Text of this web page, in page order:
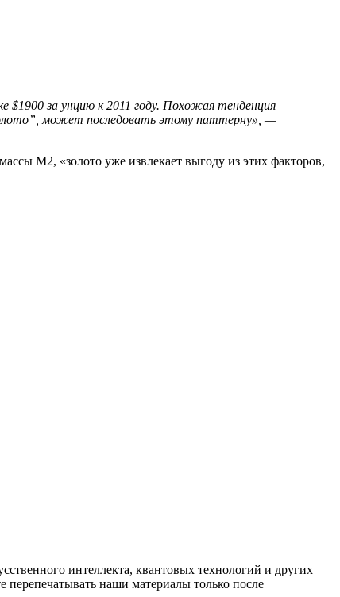
$1900 за унцию к 2011 году. Похожая тенденция
может последовать этому паттерну», —
M2, «золото уже извлекает выгоду из этих факторов,
интеллекта, квантовых технологий и других
наши материалы только после